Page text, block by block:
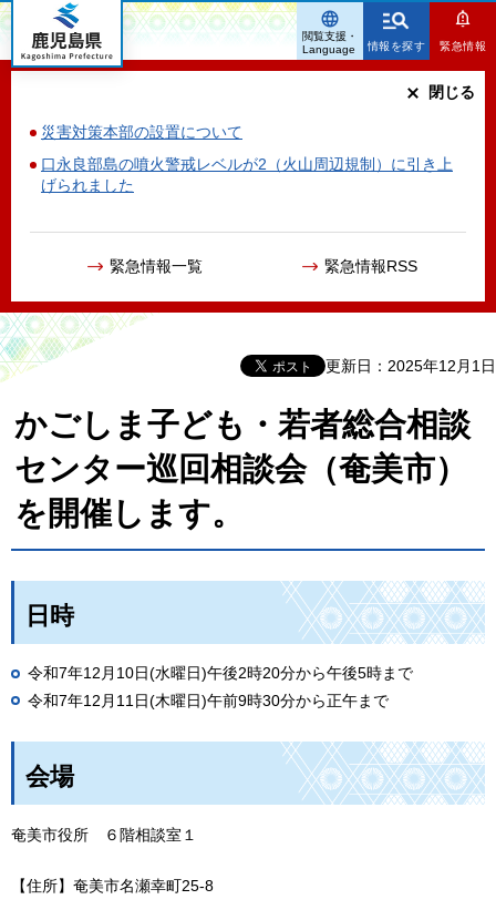
鹿児島県
情報を探す 緊急情報
災害対策本部の設置について
口永良部島の噴火警戒レベルが2（火山周辺規制）に引き上
げられました
緊急情報一覧 緊急情報RSS
閉じる
閲覧支援・
Language
更新日：2025年12月1日
かごしま子ども・若者総合相談
センター巡回相談会（奄美市）
を開催します。
日時
令和7年12月10日(水曜日)午後2時20分から午後5時まで
令和7年12月11日(木曜日)午前9時30分から正午まで
会場
奄美市役所 ６階相談室１
【住所】奄美市名瀬幸町25-8